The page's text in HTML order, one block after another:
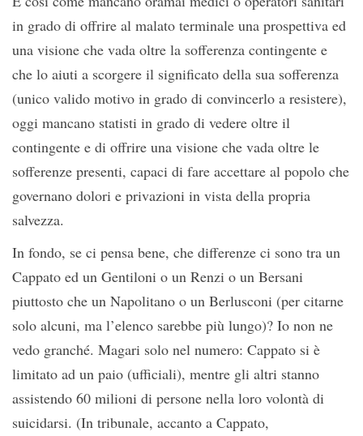
in grado di offrire al malato terminale una prospettiva ed
una visione che vada oltre la sofferenza contingente e
che lo aiuti a scorgere il significato della sua sofferenza
(unico valido motivo in grado di convincerlo a resistere),
oggi mancano statisti in grado di vedere oltre il
contingente e di offrire una visione che vada oltre le
sofferenze presenti, capaci di fare accettare al popolo che
governano dolori e privazioni in vista della propria
salvezza.
In fondo, se ci pensa bene, che differenze ci sono tra un
Cappato ed un Gentiloni o un Renzi o un Bersani
piuttosto che un Napolitano o un Berlusconi (per citarne
solo alcuni, ma l’elenco sarebbe più lungo)? Io non ne
vedo granché. Magari solo nel numero: Cappato si è
limitato ad un paio (ufficiali), mentre gli altri stanno
assistendo 60 milioni di persone nella loro volontà di
suicidarsi. (In tribunale, accanto a Cappato,